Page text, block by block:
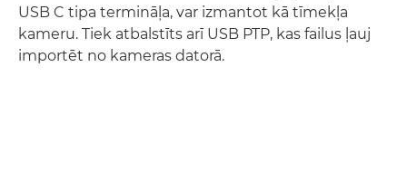
USB C tipa termināļa, var izmantot kā tīmekļa
kameru. Tiek atbalstīts arī USB PTP, kas failus ļauj
importēt no kameras datorā.